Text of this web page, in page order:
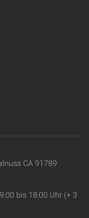
CA 91789
bis 18:00 Uhr (+ 3